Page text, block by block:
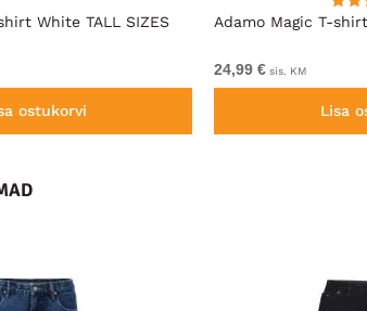
White TALL SIZES
ostukorvi
Adamo Magic T-
24,99 € sis. KM
Lisa